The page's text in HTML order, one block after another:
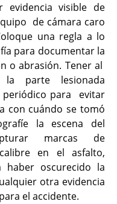
evidencia visible de
de cámara caro
una regla a lo
para documentar la
o abrasión. Tener al
parte lesionada
periódico para evitar
con cuándo se tomó
la escena del
marcas de
en el asfalto,
haber oscurecido la
otra evidencia
el accidente.